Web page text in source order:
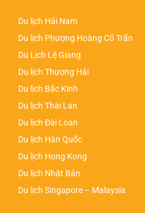
Du lịch Hải Nam
Du lịch Phượng Hoàng Cổ Trấn
Du Lịch Lệ Giang
Du lịch Thượng Hải
Du lịch Bắc Kinh
Du lịch Thái Lan
Du lịch Đài Loan
Du lịch Hàn Quốc
Du lịch Hong Kong
Du lịch Nhật Bản
Du lịch Singapore – Malaysia